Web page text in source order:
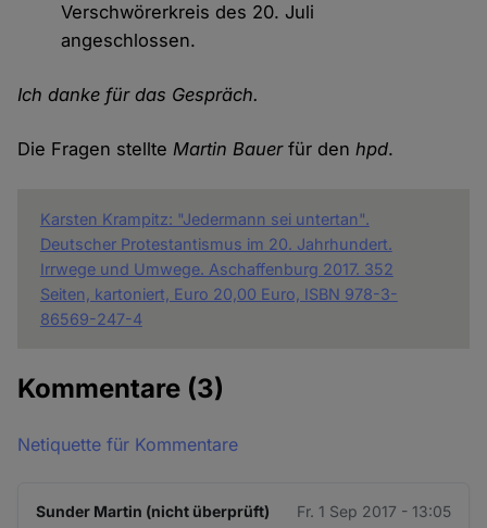
Verschwörerkreis des 20. Juli
angeschlossen.
Ich danke für das Gespräch.
Die Fragen stellteMartin Bauerfür denhpd.
Karsten Krampitz: "Jedermann sei untertan".
Deutscher Protestantismus im 20. Jahrhundert.
Irrwege und Umwege. Aschaffenburg 2017. 352
Seiten, kartoniert, Euro 20,00 Euro, ISBN 978-3-
86569-247-4
Kommentare (3)
Netiquette für Kommentare
Sunder Martin (nicht überprüft) Fr. 1 Sep 2017 - 13:05